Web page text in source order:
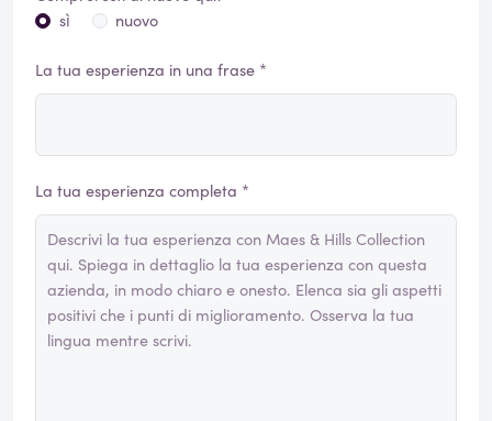
sì
nuovo
La tua esperienza in una frase *
La tua esperienza completa *